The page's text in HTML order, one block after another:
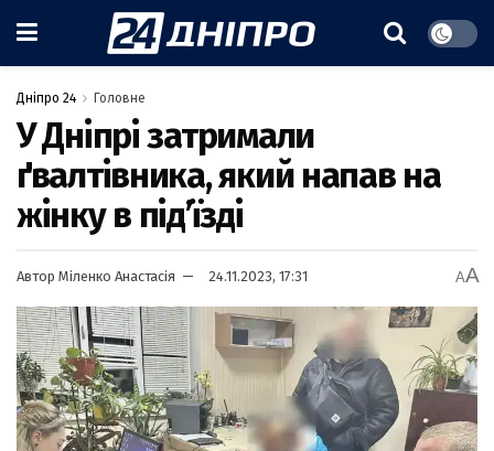
Дніпро 24 Головне
У Дніпрі затримали
ґвалтівника, який напав на
жінку в підʼїзді
Автор Міленко Анастасія 24.11.2023, 17:31 AA